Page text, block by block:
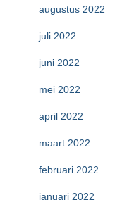
augustus 2022
juli 2022
juni 2022
mei 2022
april 2022
maart 2022
februari 2022
januari 2022